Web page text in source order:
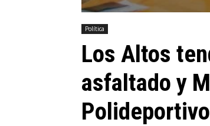
Política
Los Altos
asfaltado y
Polideportivo